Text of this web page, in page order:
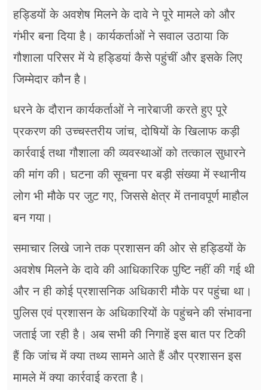
हड्डियों के अवशेष मिलने के दावे ने पूरे मामले को और
गंभीर बना दिया है। कार्यकर्ताओं ने सवाल उठाया कि
गौशाला परिसर में ये हड्डियां कैसे पहुंचीं और इसके लिए
जिम्मेदार कौन है।
धरने के दौरान कार्यकर्ताओं ने नारेबाजी करते हुए पूरे
प्रकरण की उच्चस्तरीय जांच, दोषियों के खिलाफ कड़ी
कार्रवाई तथा गौशाला की व्यवस्थाओं को तत्काल सुधारने
की मांग की। घटना की सूचना पर बड़ी संख्या में स्थानीय
लोग भी मौके पर जुट गए, जिससे क्षेत्र में तनावपूर्ण माहौल
बन गया।
समाचार लिखे जाने तक प्रशासन की ओर से हड्डियों के
अवशेष मिलने के दावे की आधिकारिक पुष्टि नहीं की गई थी
और न ही कोई प्रशासनिक अधिकारी मौके पर पहुंचा था।
पुलिस एवं प्रशासन के अधिकारियों के पहुंचने की संभावना
जताई जा रही है। अब सभी की निगाहें इस बात पर टिकी
हैं कि जांच में क्या तथ्य सामने आते हैं और प्रशासन इस
मामले में क्या कार्रवाई करता है।